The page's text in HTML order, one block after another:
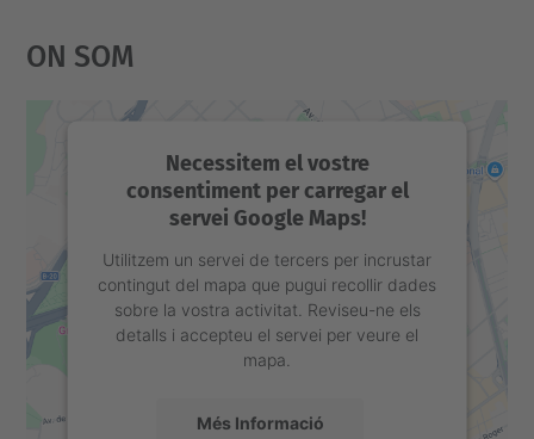
On Som
Necessitem el vostre
consentiment per carregar el
servei Google Maps!
Utilitzem un servei de tercers per incrustar
contingut del mapa que pugui recollir dades
sobre la vostra activitat. Reviseu-ne els
detalls i accepteu el servei per veure el
mapa.
Més Informació